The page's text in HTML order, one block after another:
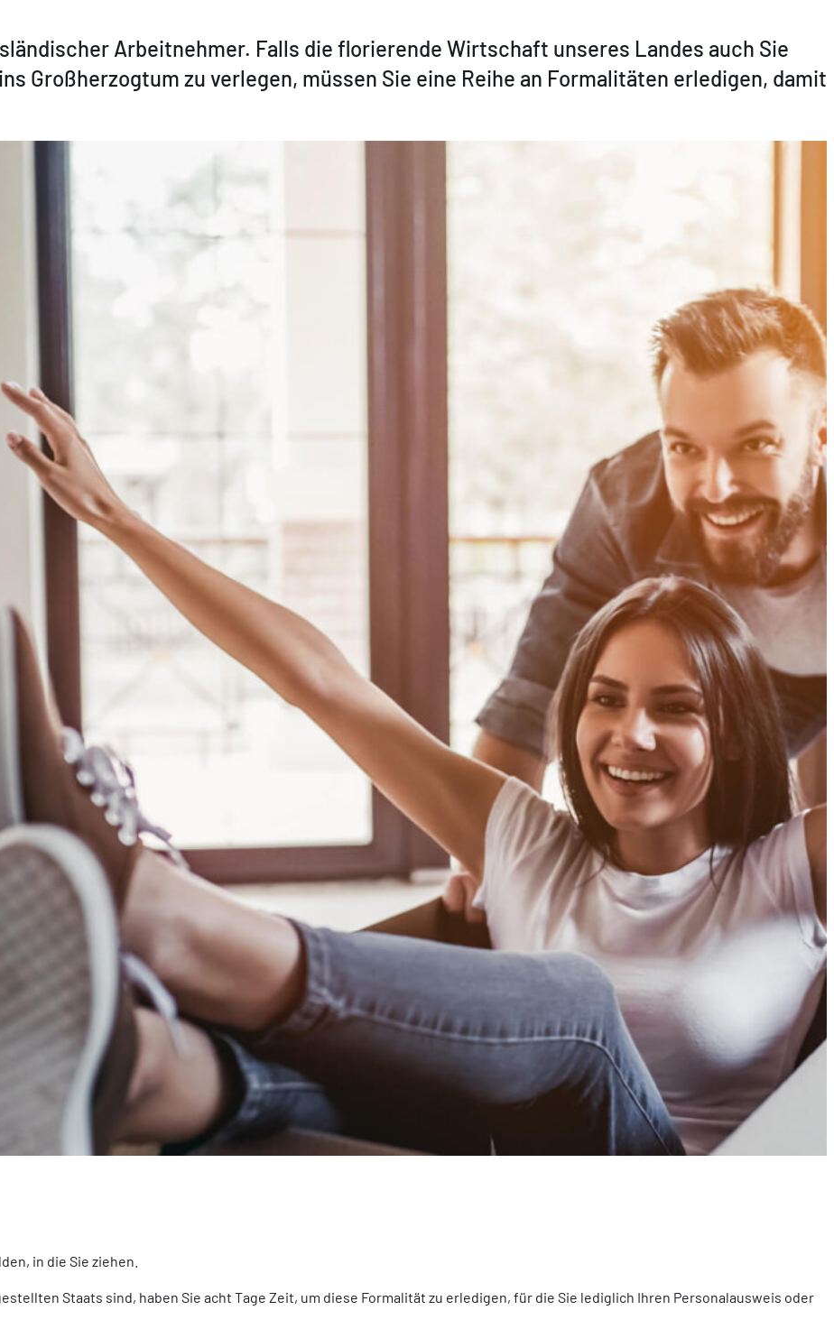
Arbeitnehmer. Falls die florierende Wirtschaft unseres Landes auch Sie
Großherzogtum zu verlegen, müssen Sie eine Reihe an Formalitäten erledigen, damit
in die Sie ziehen.
Staats sind, haben Sie acht Tage Zeit, um diese Formalität zu erledigen, für die Sie lediglich Ihren Personalausweis oder